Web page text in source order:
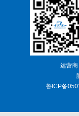
运营
鲁ICP备